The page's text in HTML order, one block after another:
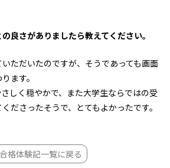
良さがありましたら教えてください。
ただいたのですが、そうであっても画面
ます。
しく穏やかで、また大学生ならではの受
ださったそうで、とてもよかったです。
合格体験記一覧に戻る